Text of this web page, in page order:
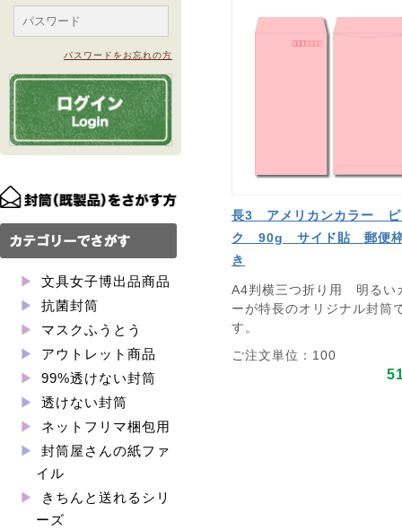
パスワードをお忘れの方
文具女子博出品商品
抗菌封筒
マスクふうとう
アウトレット商品
99%透けない封筒
透けない封筒
ネットフリマ梱包用
封筒屋さんの紙ファ
イル
きちんと送れるシリ
ーズ
長3 アメリカンカラー ピ
ク 90g サイド貼 郵便
き
A4判横三つ折り用 明るい
ーが特長のオリジナル封筒
す。
ご注文単位：100